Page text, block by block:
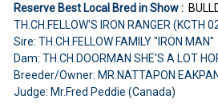
Reserve Best Local Bred in Show :
TH.CH.FELLOW'S IRON RANGER (KCTH
Sire: TH.CH.FELLOW FAMILY "IRON MAN"
Dam: TH.CH.DOORMAN SHE'S A LOT
Breeder/Owner: MR.NATTAPON
Judge: Mr.Fred Peddie (Canada)